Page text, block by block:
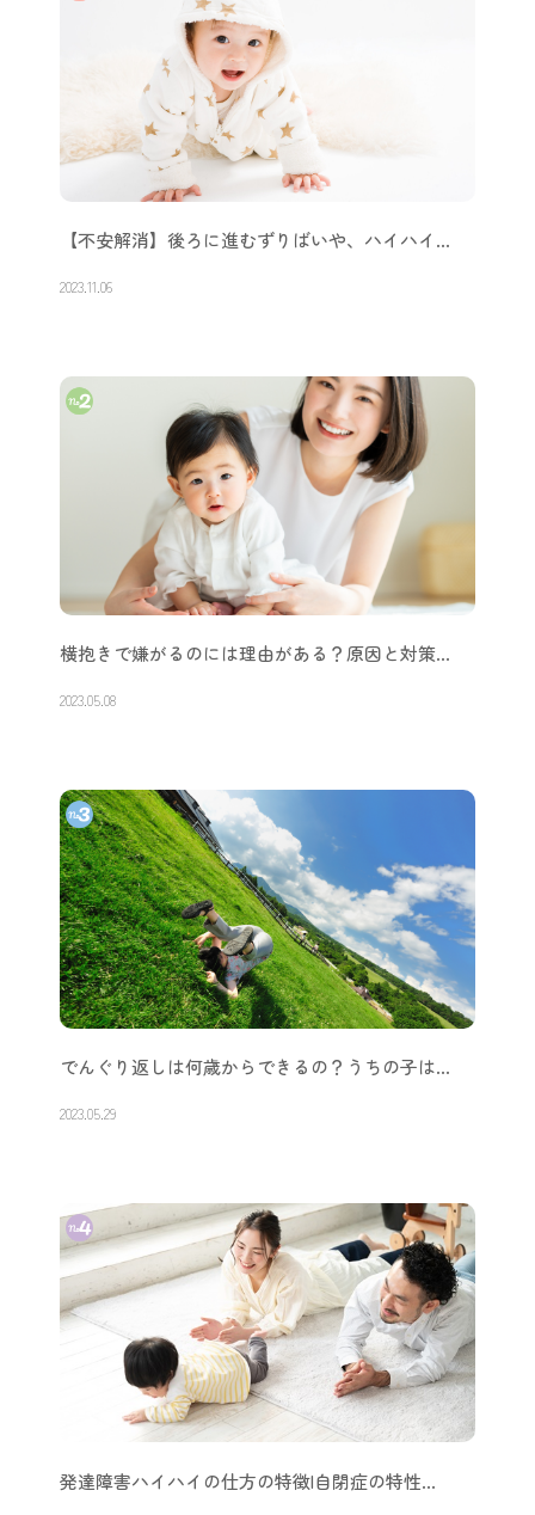
【不安解消】後ろに進むずりばいや、ハイハイ…
2023.11.06
横抱きで嫌がるのには理由がある？原因と対策…
2023.05.08
でんぐり返しは何歳からできるの？うちの子は…
2023.05.29
発達障害ハイハイの仕方の特徴|自閉症の特性…